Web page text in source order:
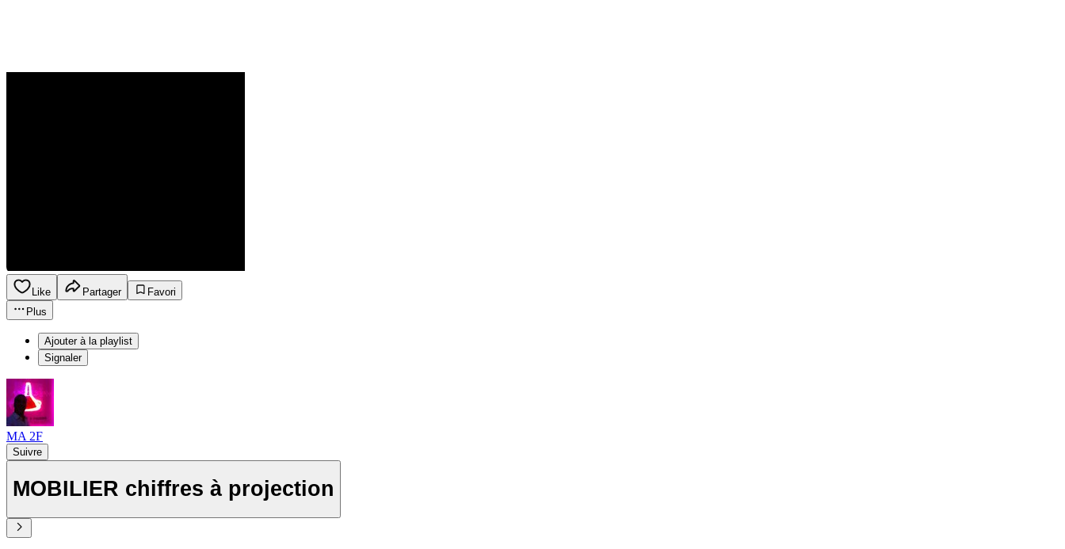
Like Partager
Favori
Plus
Ajouter à la playlist
Signaler
MA 2F
Suivre
MOBILIER chiffres à projection